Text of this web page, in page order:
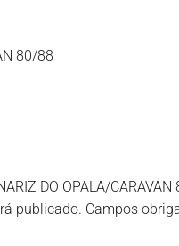
80/88
DO OPALA/CARAVAN
publicado. Campos